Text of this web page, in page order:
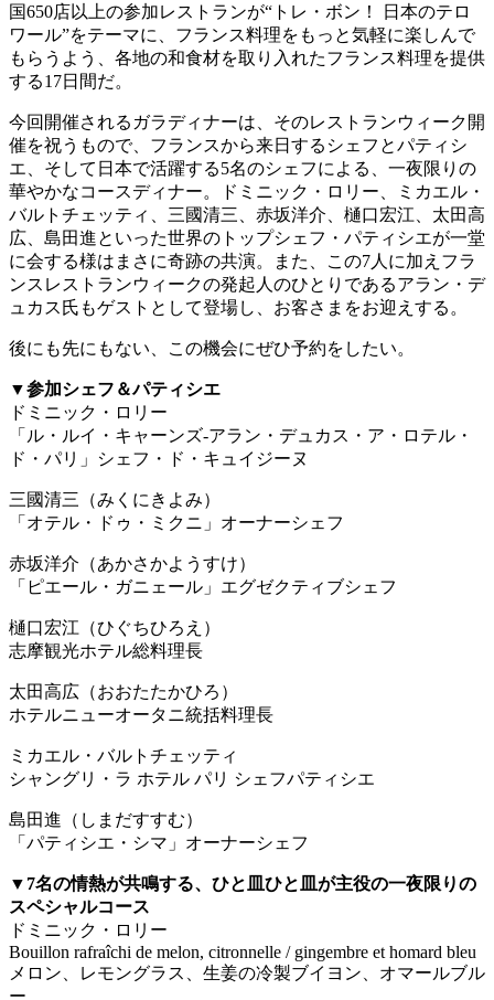
国650店以上の参加レストランが“トレ・ボン！ 日本のテロ
ワール”をテーマに、フランス料理をもっと気軽に楽しんで
もらうよう、各地の和食材を取り入れたフランス料理を提供
する17日間だ。
今回開催されるガラディナーは、そのレストランウィーク開
催を祝うもので、フランスから来日するシェフとパティシ
エ、そして日本で活躍する5名のシェフによる、一夜限りの
華やかなコースディナー。ドミニック・ロリー、ミカエル・
バルトチェッティ、三國清三、赤坂洋介、樋口宏江、太田高
広、島田進といった世界のトップシェフ・パティシエが一堂
に会する様はまさに奇跡の共演。また、この7人に加えフラ
ンスレストランウィークの発起人のひとりであるアラン・デ
ュカス氏もゲストとして登場し、お客さまをお迎えする。
後にも先にもない、この機会にぜひ予約をしたい。
▼参加シェフ＆パティシエ
ドミニック・ロリー
「ル・ルイ・キャーンズ-アラン・デュカス・ア・ロテル・
ド・パリ」シェフ・ド・キュイジーヌ
三國清三（みくにきよみ）
「オテル・ドゥ・ミクニ」オーナーシェフ
赤坂洋介（あかさかようすけ）
「ピエール・ガニェール」エグゼクティブシェフ
樋口宏江（ひぐちひろえ）
志摩観光ホテル総料理長
太田高広（おおたたかひろ）
ホテルニューオータニ統括料理長
ミカエル・バルトチェッティ
シャングリ・ラ ホテル パリ シェフパティシエ
島田進（しまだすすむ）
「パティシエ・シマ」オーナーシェフ
▼7名の情熱が共鳴する、ひと皿ひと皿が主役の一夜限りの
スペシャルコース
ドミニック・ロリー
Bouillon rafraîchi de melon, citronnelle / gingembre et homard bleu
メロン、レモングラス、生姜の冷製ブイヨン、オマールブル